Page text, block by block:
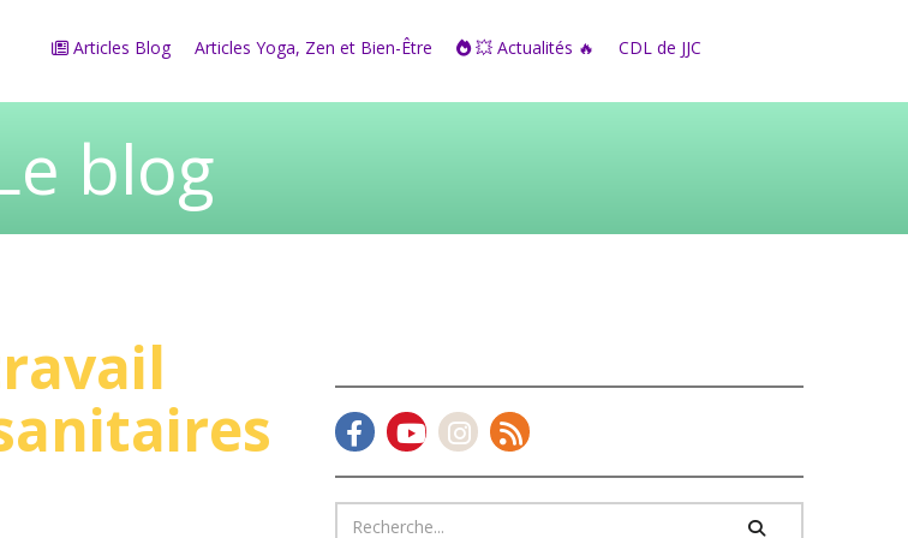
Articles Blog Articles Yoga, Zen et Bien-Être 💥 Actualités 🔥 CDL de JJC
blog